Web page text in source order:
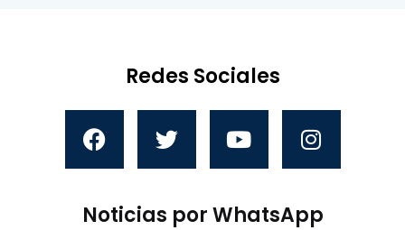
Redes Sociales
Noticias por WhatsApp